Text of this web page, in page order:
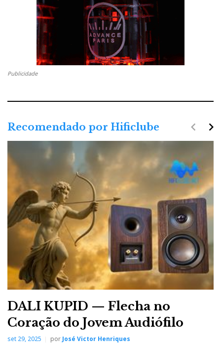
Publicidade
Recomendado por Hificlube
DALI KUPID — Flecha no
Coração do Jovem Audiófilo
set 29, 2025 porJosé Victor Henriques
navigate_next
navigate_before